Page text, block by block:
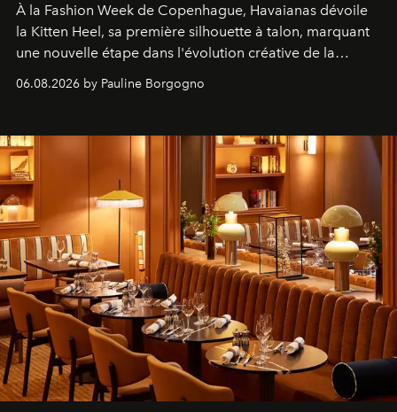
À la Fashion Week de Copenhague, Havaianas dévoile
la Kitten Heel, sa première silhouette à talon, marquant
une nouvelle étape dans l'évolution créative de la
06.08.2026 by Pauline Borgogno